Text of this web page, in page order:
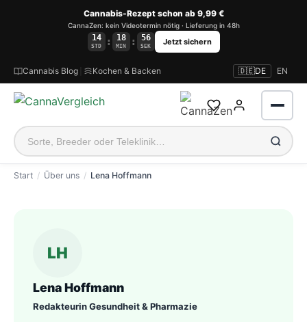
Cannabis-Rezept schon ab 9,99 €
CannaZen: kein Videotermin nötig · Lieferung in 48h
14
STD : 18
MIN : 56
SEK Jetzt sichern
Cannabis Blog Kochen & Backen 🇩🇪DE EN
Start Über uns Lena Hoffmann
LH
Lena Hoffmann
Redakteurin Gesundheit & Pharmazie